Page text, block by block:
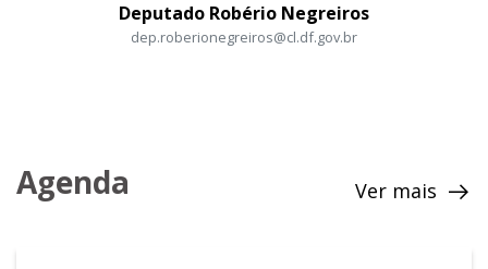
Deputado Robério Negreiros
dep.roberionegreiros@cl.df.gov.br
Agenda Ver mais